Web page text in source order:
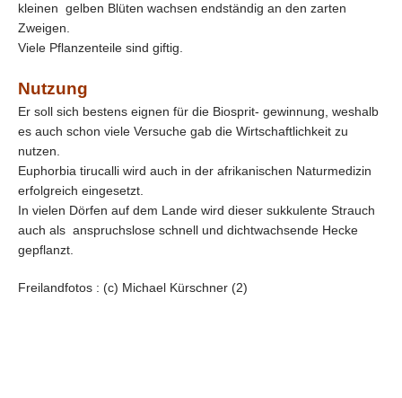
kleinen gelben Blüten wachsen endständig an den zarten
Zweigen.
Viele Pflanzenteile sind giftig.
Nutzung
Er soll sich bestens eignen für die Biosprit- gewinnung, weshalb
es auch schon viele Versuche gab die Wirtschaftlichkeit zu
nutzen.
Euphorbia tirucalli wird auch in der afrikanischen Naturmedizin
erfolgreich eingesetzt.
In vielen Dörfen auf dem Lande wird dieser sukkulente Strauch
auch als anspruchslose schnell und dichtwachsende Hecke
gepflanzt.
Freilandfotos : (c) Michael Kürschner (2)